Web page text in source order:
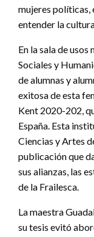
mujeres políticas,
entender la
En la sala de
Sociales y
de alumnas y
exitosa de esta
Kent 2020-202,
España. Esta
Ciencias y Artes
publicación que
sus alianzas, las
de la Frailesca.
La maestra
su tesis evitó